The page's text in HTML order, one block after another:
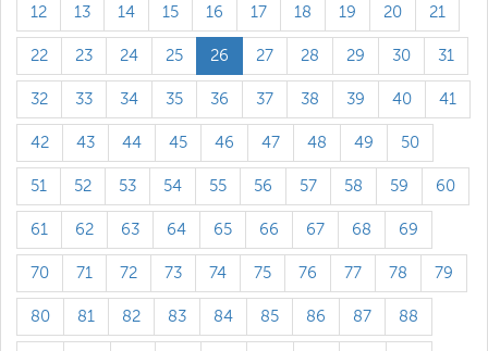
12 13 14 15 16 17 18 19 20 21
22 23 24 25 26 27 28 29 30 31
32 33 34 35 36 37 38 39 40 41
42 43 44 45 46 47 48 49 50
51 52 53 54 55 56 57 58 59 60
61 62 63 64 65 66 67 68 69
70 71 72 73 74 75 76 77 78 79
80 81 82 83 84 85 86 87 88